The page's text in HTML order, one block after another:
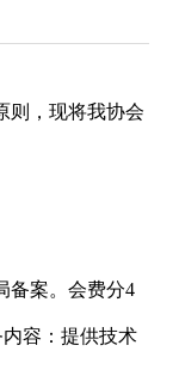
则 ，现将我协会
备案。 会费分4
容： 提供技术